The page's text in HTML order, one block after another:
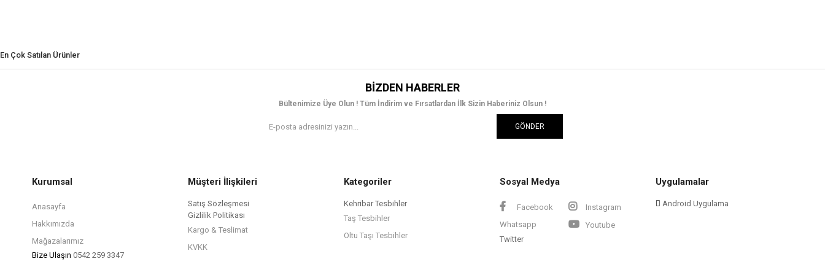
En Çok Satılan Ürünler
BIZDEN HABERLER
Bültenimize Üye Olun ! Tüm İndirim ve Fırsatlardan İlk Sizin Haberiniz Olsun !
GÖNDER
Kurumsal
Anasayfa
Hakkımızda
Mağazalarımız
Bize Ulaşın 0542 259 3347
Müşteri İlişkileri
Satış Sözleşmesi
Gizlilik Politikası
Kargo & Teslimat
KVKK
Kategoriler
Kehribar Tesbihler
Taş Tesbihler
Oltu Taşı Tesbihler
Sosyal Medya
Facebook
Instagram
Whatsapp
Youtube
Twitter
Uygulamalar
Android Uygulama